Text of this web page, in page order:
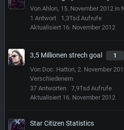
Von Ahlon, 15. November 2012 in
1 Antwort 1,3Tsd Aufrufe
Aktualisiert 16. November 2012
3,5 Millionen strech goal 1
Von Doc. Hattori, 2. November
Verschiedenem
37 Antworten 7,9Tsd Aufrufe
Aktualisiert 16. November 2012
Star Citizen Statistics